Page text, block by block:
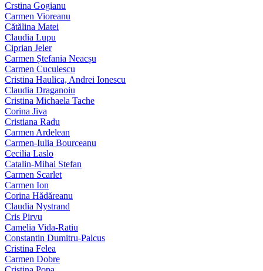
Crstina Gogianu
Carmen Vioreanu
Cătălina Matei
Claudia Lupu
Ciprian Jeler
Carmen Ștefania Neacșu
Carmen Cuculescu
Cristina Haulica, Andrei Ionescu
Claudia Draganoiu
Cristina Michaela Tache
Corina Jiva
Cristiana Radu
Carmen Ardelean
Carmen-Iulia Bourceanu
Cecilia Laslo
Catalin-Mihai Stefan
Carmen Scarlet
Carmen Ion
Corina Hădăreanu
Claudia Nystrand
Cris Pirvu
Camelia Vida-Ratiu
Constantin Dumitru‑Palcus
Cristina Felea
Carmen Dobre